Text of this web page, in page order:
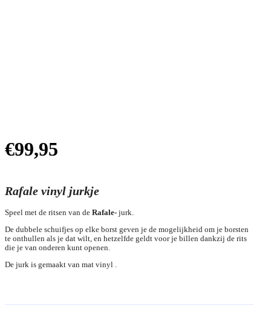
€99,95
Rafale vinyl jurkje
Speel met de ritsen van de Rafale- jurk.
De dubbele schuifjes op elke borst geven je de mogelijkheid om je borsten
te onthullen als je dat wilt, en hetzelfde geldt voor je billen dankzij de rits
die je van onderen kunt openen.
De jurk is gemaakt van mat vinyl .